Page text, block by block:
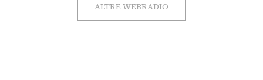
ALTRE WEBRADIO